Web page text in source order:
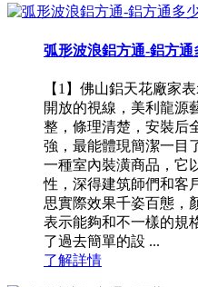
弧形波浪鋁方通-鋁方通
【1】佛山鋁天花廠家
開放的視線，美利龍源
整，條理清楚，安裝后
強，最能體現簡潔一目
一種室內裝潢商品，它
性，深得建筑師們和客
思實際效果千姿百態，
表示能夠和不一樣的規
了過去簡單的設 ...
了解詳情